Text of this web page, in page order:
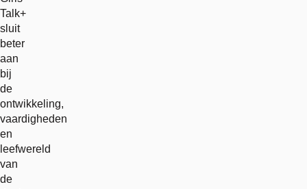
Talk+
sluit
beter
aan
bij
de
ontwikkeling,
vaardigheden
en
leefwereld
van
de